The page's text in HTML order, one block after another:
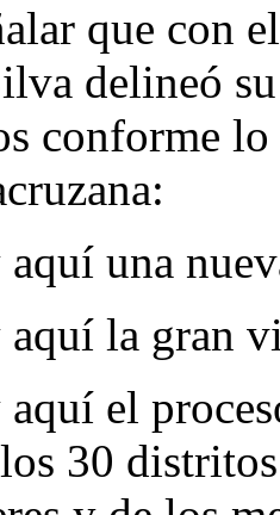
que con
delineó
conforme
una
la gran
el
30